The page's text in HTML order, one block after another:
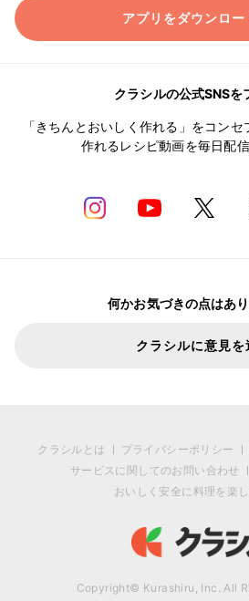
アプリをダウンロー
クラシルの公式SNSを
「きちんとおいしく作れる」をコンセ
作れるレシピ動画を毎日配信
何かお気づきの点はあ
クラシルに意見を
クラシルとは プライバシーポリシー
サービスに関してのお問い合わせ
おいしく安全に料理を楽
Copyright© Kurashiru, Inc. All